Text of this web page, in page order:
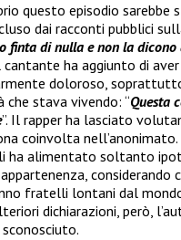
questo episodio sarebbe
dai racconti pubblici
finta di nulla e non la dicono
cantante ha aggiunto di
doloroso,
stava vivendo: “Questa
”. Il rapper ha lasciato
coinvolta nell’anonimato.
ha alimentato soltanto
considerando
fratelli lontani dal
dichiarazioni, però,